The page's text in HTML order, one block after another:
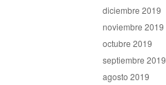
diciembre 2019
noviembre 2019
octubre 2019
septiembre 2019
agosto 2019